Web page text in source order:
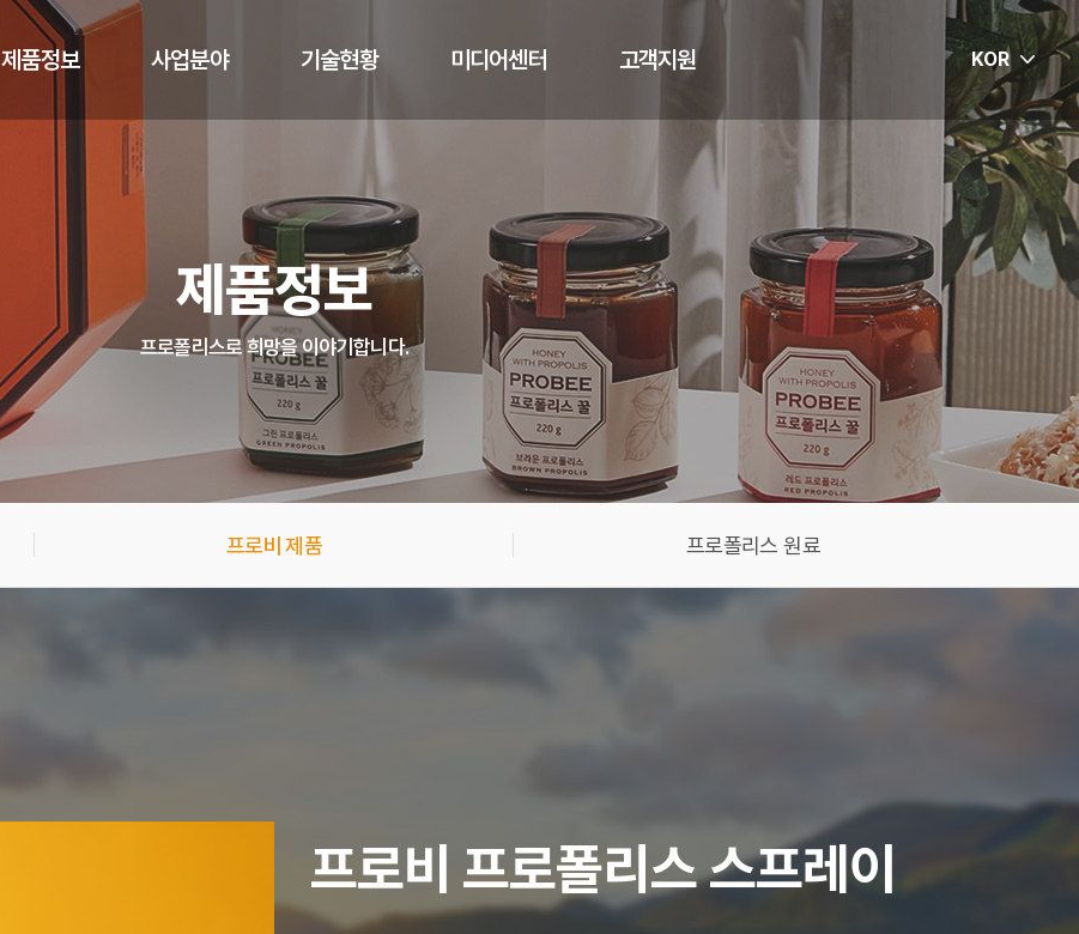
제품정보 사업분야
제조분석
기술현황
R&D
미디어센터
CEO칼럼
언론보도
고객지원
공지사항
F&Q
KOR
제품정보
프로폴리스로 희망을 이야기합니다.
프로비 제품 프로폴리스 원료
프로비 프로폴리스 스프레이